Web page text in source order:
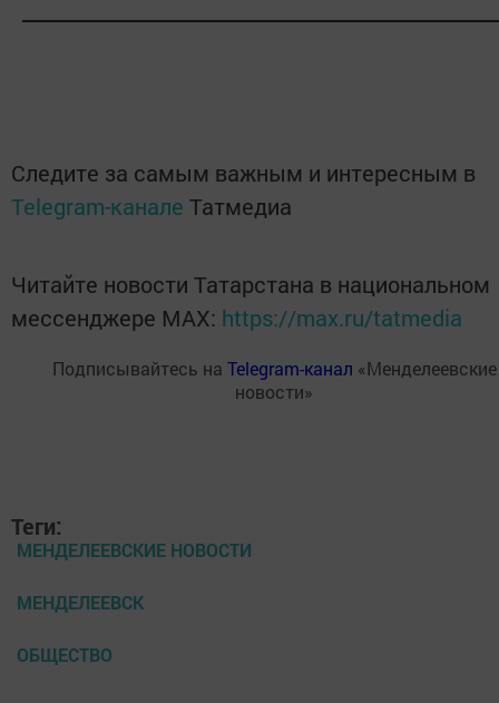
Следите за самым важным и интересным в
Telegram-канале Татмедиа
Читайте новости Татарстана в национальном
мессенджере MАХ: https://max.ru/tatmedia
Подписывайтесь на Telegram-канал «Менделеевские
новости»
Теги:
МЕНДЕЛЕЕВСКИЕ НОВОСТИ
МЕНДЕЛЕЕВСК
ОБЩЕСТВО